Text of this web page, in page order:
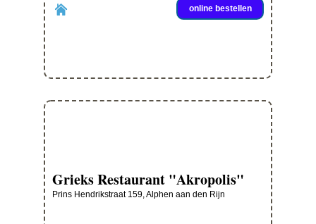
online bestellen
Grieks Restaurant "Akropolis"
Prins Hendrikstraat 159, Alphen aan den Rijn